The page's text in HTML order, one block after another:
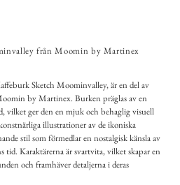
från Moomin by Martinex
Sketch Moominvalley, är en del av
by Martinex. Burken präglas av en
vilket ger den en mjuk och behaglig visuell
illustrationer av de ikoniska
stil som förmedlar en nostalgisk känsla av
tid. Karaktärerna är svartvita, vilket skapar en
och framhäver detaljerna i deras